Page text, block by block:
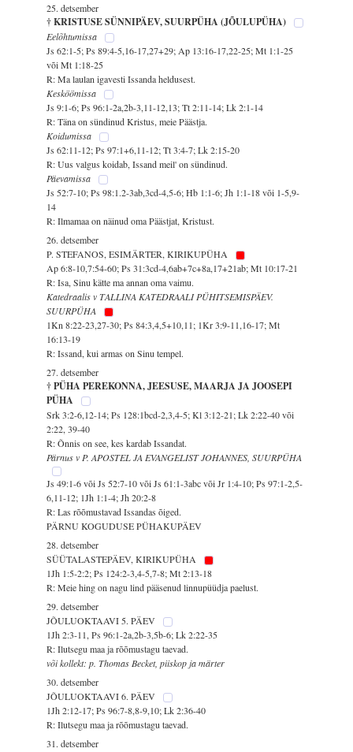
25. detsember
† KRISTUSE SÜNNIPÄEV, SUURPÜHA (JÕULUPÜHA)
Eelõhtumissa
Js 62:1-5; Ps 89:4-5,16-17,27+29; Ap 13:16-17,22-25; Mt 1:1-25
või Mt 1:18-25
R: Ma laulan igavesti Issanda heldusest.
Kesköömissa
Js 9:1-6; Ps 96:1-2a,2b-3,11-12,13; Tt 2:11-14; Lk 2:1-14
R: Täna on sündinud Kristus, meie Päästja.
Koidumissa
Js 62:11-12; Ps 97:1+6,11-12; Tt 3:4-7; Lk 2:15-20
R: Uus valgus koidab, Issand meil' on sündinud.
Päevamissa
Js 52:7-10; Ps 98:1.2-3ab,3cd-4,5-6; Hb 1:1-6; Jh 1:1-18 või 1-5,9-
14
R: Ilmamaa on näinud oma Päästjat, Kristust.
26. detsember
P. STEFANOS, ESIMÄRTER, KIRIKUPÜHA
Ap 6:8-10,7:54-60; Ps 31:3cd-4,6ab+7c+8a,17+21ab; Mt 10:17-21
R: Isa, Sinu kätte ma annan oma vaimu.
Katedraalis v TALLINA KATEDRAALI PÜHITSEMISPÄEV.
SUURPÜHA
1Kn 8:22-23,27-30; Ps 84:3,4,5+10,11; 1Kr 3:9-11,16-17; Mt
16:13-19
R: Issand, kui armas on Sinu tempel.
27. detsember
† PÜHA PEREKONNA, JEESUSE, MAARJA JA JOOSEPI
PÜHA
Srk 3:2-6,12-14; Ps 128:1bcd-2,3,4-5; Kl 3:12-21; Lk 2:22-40 või
2:22, 39-40
R: Õnnis on see, kes kardab Issandat.
Pärnus v P. APOSTEL JA EVANGELIST JOHANNES, SUURPÜHA
Js 49:1-6 või Js 52:7-10 või Js 61:1-3abc või Jr 1:4-10; Ps 97:1-2,5-
6,11-12; 1Jh 1:1-4; Jh 20:2-8
R: Las rõõmustavad Issandas õiged.
PÄRNU KOGUDUSE PÜHAKUPÄEV
28. detsember
SÜÜTALASTEPÄEV, KIRIKUPÜHA
1Jh 1:5-2:2; Ps 124:2-3,4-5,7-8; Mt 2:13-18
R: Meie hing on nagu lind pääsenud linnupüüdja paelust.
29. detsember
JÕULUOKTAAVI 5. PÄEV
1Jh 2:3-11, Ps 96:1-2a,2b-3,5b-6; Lk 2:22-35
R: Ilutsegu maa ja rõõmustagu taevad.
või kollekt: p. Thomas Becket, piiskop ja märter
30. detsember
JÕULUOKTAAVI 6. PÄEV
1Jh 2:12-17; Ps 96:7-8,8-9,10; Lk 2:36-40
R: Ilutsegu maa ja rõõmustagu taevad.
31. detsember